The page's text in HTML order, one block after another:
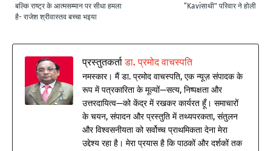
“Kaviसाथी" परिवार ने होली
बल्कि राष्ट्र के आत्मसम्मान पर सीधा हमला
है- राजेश श्रीवास्तव बच्चा भइया
प्रस्तुतकर्ताडा. प्रमोद वाचस्पति
नमस्कार। मैं डा. प्रमोद वाचस्पति, एक न्यूज़ संपादक के
रूप में पत्रकारिता के मूल्यों—सत्य, निष्पक्षता और
उत्तरदायित्व—को केंद्र में रखकर कार्यरत हूँ। समाचारों
के चयन, संपादन और प्रस्तुति में तथ्यपरकता, संतुलन
और विश्वसनीयता को सर्वोच्च प्राथमिकता देना मेरा
उद्देश्य रहा है। मेरा प्रयास है कि पाठकों और दर्शकों तक